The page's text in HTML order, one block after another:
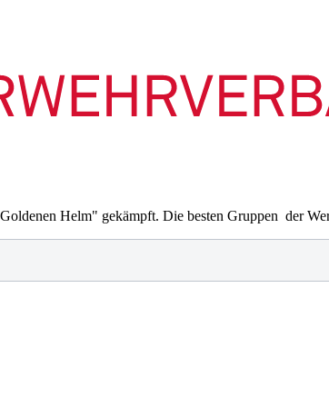
Helm" gekämpft. Die besten Gruppen der